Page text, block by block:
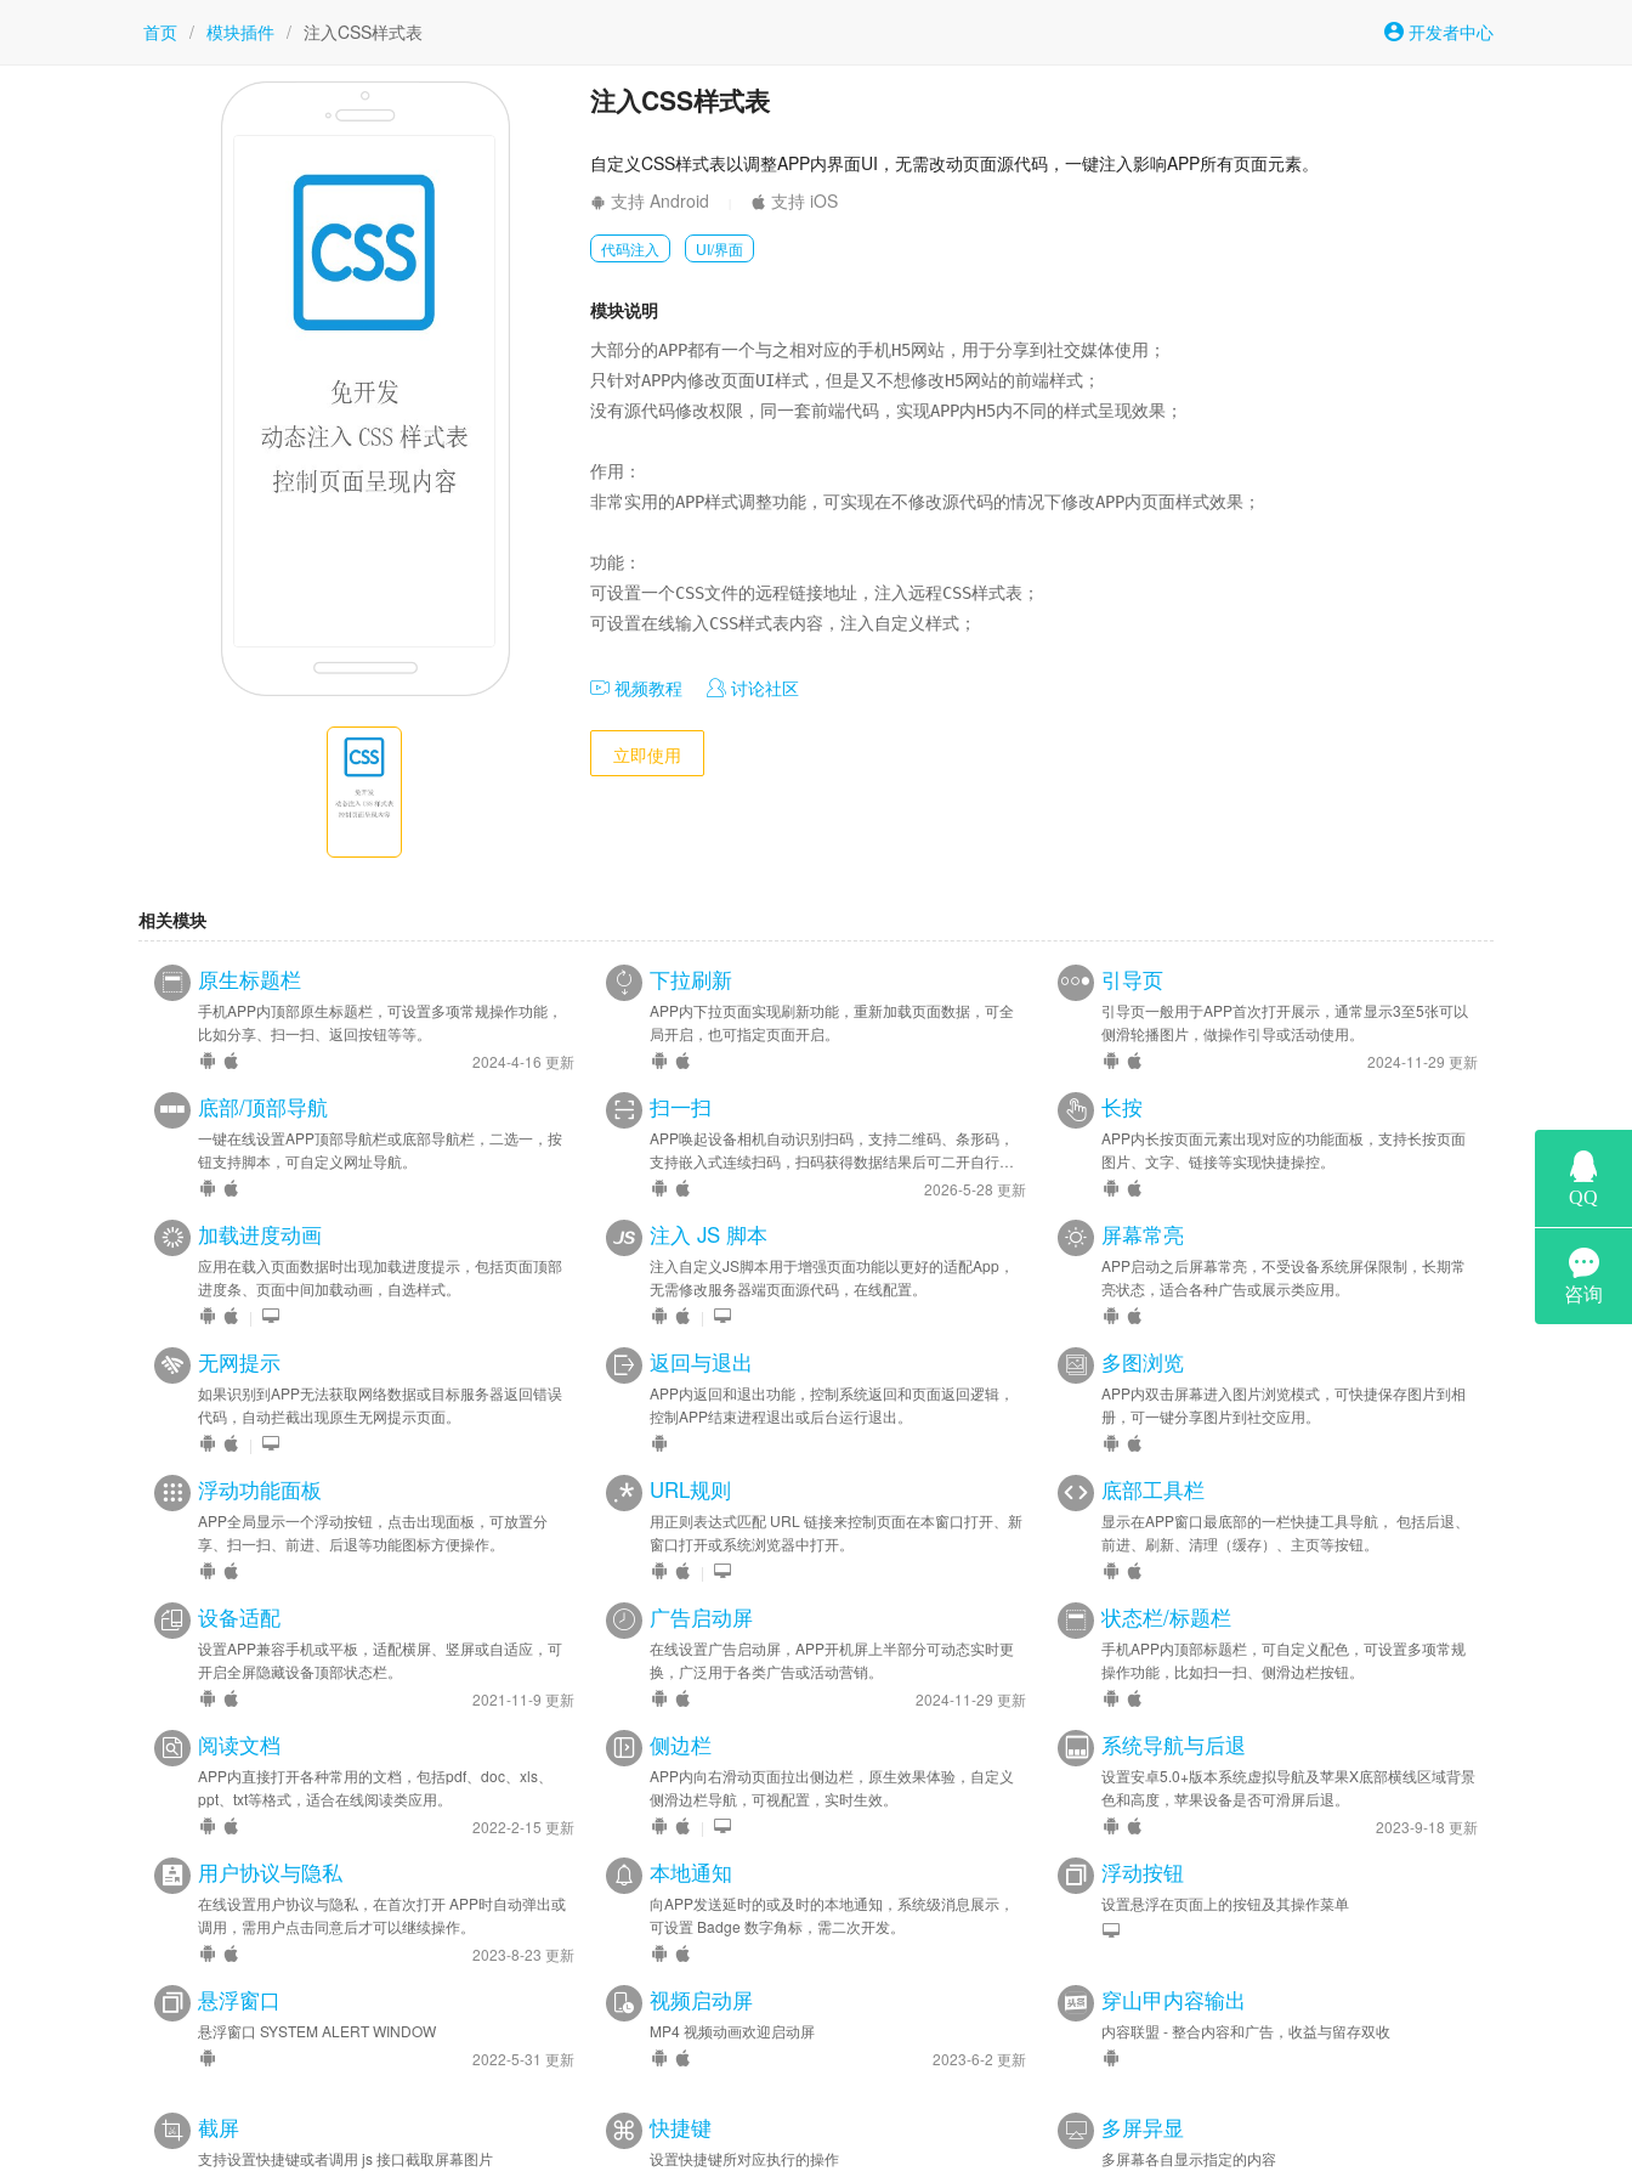
首页 / 模块插件 / 注入CSS样式表 开发者中心
注入CSS样式表
自定义CSS样式表以调整APP内界面UI，无需改动页面源代码，一键注入影响APP所有页面元素。
支持 Android
支持 iOS
代码注入 UI/界面
模块说明
大部分的APP都有一个与之相对应的手机H5网站，用于分享到社交媒体使用；
只针对APP内修改页面UI样式，但是又不想修改H5网站的前端样式；
没有源代码修改权限，同一套前端代码，实现APP内H5内不同的样式呈现效果；
作用：
非常实用的APP样式调整功能，可实现在不修改源代码的情况下修改APP内页面样式效果；
功能：
可设置一个CSS文件的远程链接地址，注入远程CSS样式表；
可设置在线输入CSS样式表内容，注入自定义样式；
视频教程 讨论社区
立即使用
相关模块
原生标题栏
手机APP内顶部原生标题栏，可设置多项常规操作功能，
比如分享、扫一扫、返回按钮等等。
2024-4-16 更新
下拉刷新
APP内下拉页面实现刷新功能，重新加载页面数据，可全
局开启，也可指定页面开启。
引导页
引导页一般用于APP首次打开展示，通常显示3至5张可以
侧滑轮播图片，做操作引导或活动使用。
2024-11-29 更新
底部/顶部导航
一键在线设置APP顶部导航栏或底部导航栏，二选一，按
钮支持脚本，可自定义网址导航。
扫一扫
APP唤起设备相机自动识别扫码，支持二维码、条形码，
支持嵌入式连续扫码，扫码获得数据结果后可二开自行处
理。
2026-5-28 更新
长按
APP内长按页面元素出现对应的功能面板，支持长按页面
图片、文字、链接等实现快捷操控。
加载进度动画
应用在载入页面数据时出现加载进度提示，包括页面顶部
进度条、页面中间加载动画，自选样式。
|
注入 JS 脚本
注入自定义JS脚本用于增强页面功能以更好的适配App，
无需修改服务器端页面源代码，在线配置。
|
屏幕常亮
APP启动之后屏幕常亮，不受设备系统屏保限制，长期常
亮状态，适合各种广告或展示类应用。
无网提示
如果识别到APP无法获取网络数据或目标服务器返回错误
代码，自动拦截出现原生无网提示页面。
|
返回与退出
APP内返回和退出功能，控制系统返回和页面返回逻辑，
控制APP结束进程退出或后台运行退出。
多图浏览
APP内双击屏幕进入图片浏览模式，可快捷保存图片到相
册，可一键分享图片到社交应用。
浮动功能面板
APP全局显示一个浮动按钮，点击出现面板，可放置分
享、扫一扫、前进、后退等功能图标方便操作。
URL规则
用正则表达式匹配 URL 链接来控制页面在本窗口打开、新
窗口打开或系统浏览器中打开。
|
底部工具栏
显示在APP窗口最底部的一栏快捷工具导航， 包括后退、
前进、刷新、清理（缓存）、主页等按钮。
设备适配
设置APP兼容手机或平板，适配横屏、竖屏或自适应，可
开启全屏隐藏设备顶部状态栏。
2021-11-9 更新
广告启动屏
在线设置广告启动屏，APP开机屏上半部分可动态实时更
换，广泛用于各类广告或活动营销。
2024-11-29 更新
状态栏/标题栏
手机APP内顶部标题栏，可自定义配色，可设置多项常规
操作功能，比如扫一扫、侧滑边栏按钮。
阅读文档
APP内直接打开各种常用的文档，包括pdf、doc、xls、
ppt、txt等格式，适合在线阅读类应用。
2022-2-15 更新
侧边栏
APP内向右滑动页面拉出侧边栏，原生效果体验，自定义
侧滑边栏导航，可视配置，实时生效。
|
系统导航与后退
设置安卓5.0+版本系统虚拟导航及苹果X底部横线区域背景
色和高度，苹果设备是否可滑屏后退。
2023-9-18 更新
用户协议与隐私
在线设置用户协议与隐私，在首次打开 APP时自动弹出或
调用，需用户点击同意后才可以继续操作。
2023-8-23 更新
本地通知
向APP发送延时的或及时的本地通知，系统级消息展示，
可设置 Badge 数字角标，需二次开发。
浮动按钮
设置悬浮在页面上的按钮及其操作菜单
悬浮窗口
悬浮窗口 SYSTEM ALERT WINDOW
2022-5-31 更新
视频启动屏
MP4 视频动画欢迎启动屏
2023-6-2 更新
穿山甲内容输出
内容联盟 - 整合内容和广告，收益与留存双收
截屏
支持设置快捷键或者调用 js 接口截取屏幕图片
快捷键
设置快捷键所对应执行的操作
多屏异显
多屏幕各自显示指定的内容